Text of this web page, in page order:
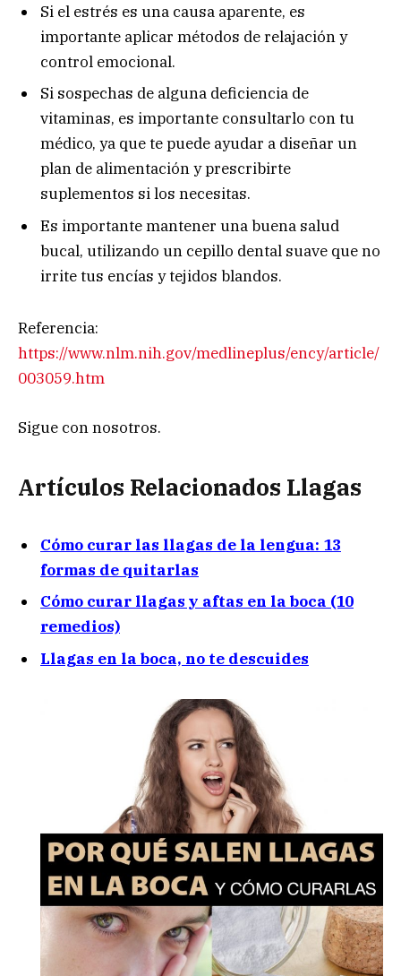
Si el estrés es una causa aparente, es
importante aplicar métodos de relajación y
control emocional.
Si sospechas de alguna deficiencia de
vitaminas, es importante consultarlo con tu
médico, ya que te puede ayudar a diseñar un
plan de alimentación y prescribirte
suplementos si los necesitas.
Es importante mantener una buena salud
bucal, utilizando un cepillo dental suave que no
irrite tus encías y tejidos blandos.
Referencia:
https://www.nlm.nih.gov/medlineplus/ency/article/
003059.htm
Sigue con nosotros.
Artículos Relacionados Llagas
Cómo curar las llagas de la lengua: 13
formas de quitarlas
Cómo curar llagas y aftas en la boca (10
remedios)
Llagas en la boca, no te descuides